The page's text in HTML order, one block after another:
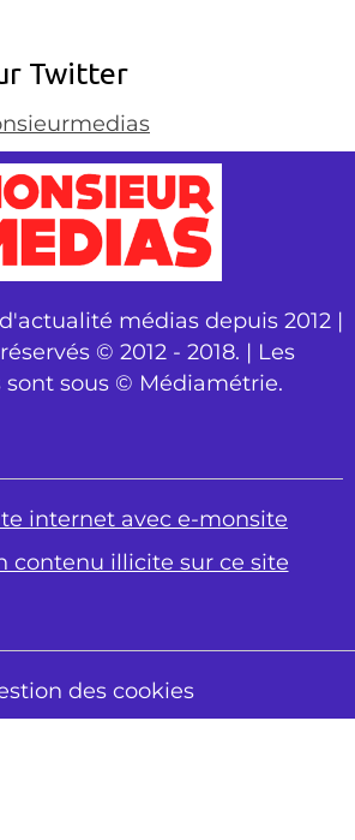
Twitter
médias depuis 2012 |
© 2012 - 2018. | Les
sont sous © Médiamétrie.
internet avec e-monsite
contenu illicite sur ce site
des cookies